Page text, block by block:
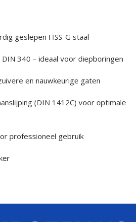
geslepen HSS-G staal
340 – ideaal voor diepboringen
en nauwkeurige gaten
(DIN 1412C) voor optimale
professioneel gebruik